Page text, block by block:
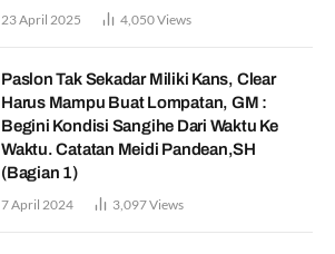
23 April 2025 4,050Views
Paslon Tak Sekadar Miliki Kans, Clear
Harus Mampu Buat Lompatan, GM :
Begini Kondisi Sangihe Dari Waktu Ke
Waktu. Catatan Meidi Pandean,SH
(Bagian 1)
7 April 2024 3,097Views